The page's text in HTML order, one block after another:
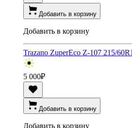
Добавить в корзину
Добавить в корзину
Trazano ZuperEco Z-107 215/
5 000₽
Добавить в корзину
Добавить в корзину